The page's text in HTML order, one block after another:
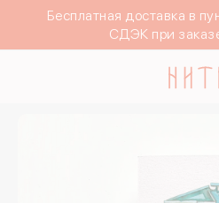
Бесплатная доставка в
СДЭК при